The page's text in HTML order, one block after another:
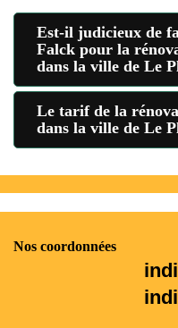
Est-il judicieux de
Falck pour la
dans la ville de Le
Le tarif de la
dans la ville de Le
Nos coordonnées